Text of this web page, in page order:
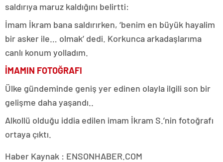
saldırıya maruz kaldığını belirtti:
İmam İkram bana saldırırken, ‘benim en büyük hayalim
bir asker ile… olmak’ dedi. Korkunca arkadaşlarıma
canlı konum yolladım.
İMAMIN FOTOĞRAFI
Ülke gündeminde geniş yer edinen olayla ilgili son bir
gelişme daha yaşandı..
Alkollü olduğu iddia edilen imam İkram S.’nin fotoğrafı
ortaya çıktı.
Haber Kaynak : ENSONHABER.COM